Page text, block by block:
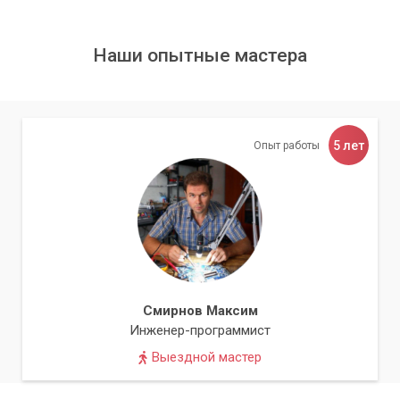
установленный (или неисправный) процессор могут
привести к тому, что компьютер не будет выводить
отсутствие других признаков жизни ПК (например, не
Блок питания и его разъемы
Недостаточная мощность блока питания или неправильное
подключение его кабелей также может быть причиной.
Убедитесь, что все необходимые разъемы питания
подключены к материнской плате (основной 24-пиновый и
видеокарте и другим компонентам.
Наши опытные мастера
Опыт работы 5 лет
Смирнов Максим
Инженер-программист
Выездной мастер